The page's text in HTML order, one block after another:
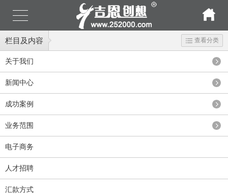
栏目及内容 查看分类
关于我们
新闻中心
成功案例
业务范围
电子商务
人才招聘
汇款方式